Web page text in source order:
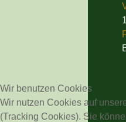
Wir benutzen Cookies
Wir nutzen Cookies auf
(Tracking Cookies). Sie